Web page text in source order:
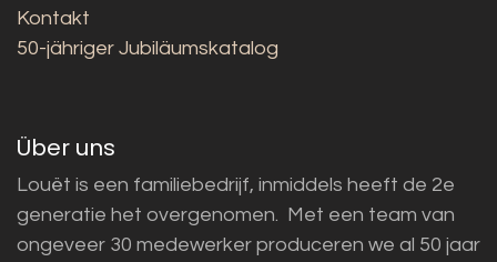
Kontakt
50-jähriger Jubiläumskatalog
Über uns
Louët is een familiebedrijf, inmiddels heeft de 2e
generatie het overgenomen. Met een team van
ongeveer 30 medewerker produceren we al 50 jaar